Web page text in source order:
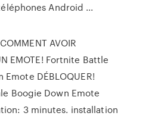
Android ...
AVOIR
EMOTE! Fortnite Battle
DÉBLOQUER!
Boogie Down Emote
3 minutes. installation